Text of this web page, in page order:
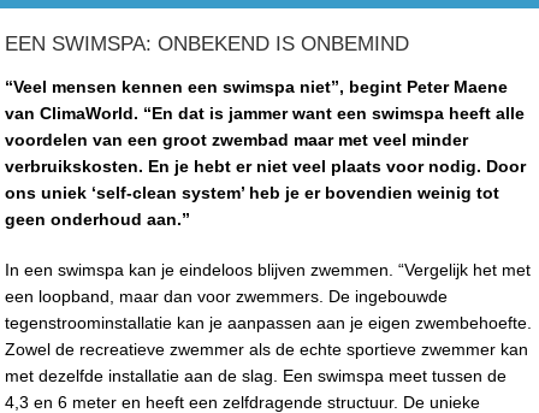
EEN SWIMSPA: ONBEKEND IS ONBEMIND
“Veel mensen kennen een swimspa niet”, begint Peter Maene
van ClimaWorld. “En dat is jammer want een swimspa heeft alle
voordelen van een groot zwembad maar met veel minder
verbruikskosten. En je hebt er niet veel plaats voor nodig. Door
ons uniek ‘self-clean system’ heb je er bovendien weinig tot
geen onderhoud aan.”
In een swimspa kan je eindeloos blijven zwemmen. “Vergelijk het met
een loopband, maar dan voor zwemmers. De ingebouwde
tegenstroominstallatie kan je aanpassen aan je eigen zwembehoefte.
Zowel de recreatieve zwemmer als de echte sportieve zwemmer kan
met dezelfde installatie aan de slag. Een swimspa meet tussen de
4,3 en 6 meter en heeft een zelfdragende structuur. De unieke